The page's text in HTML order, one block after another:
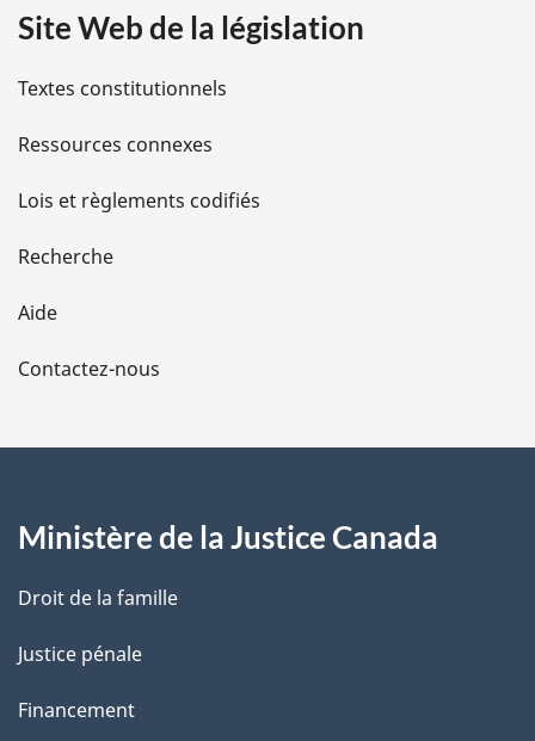
i
l
s
d
e
l
a
e
Site Web de la législation
Textes constitutionnels
Ressources connexes
Lois et règlements codifiés
Recherche
Aide
Contactez-nous
Ministère de la Justice Canada
Droit de la famille
Justice pénale
Financement